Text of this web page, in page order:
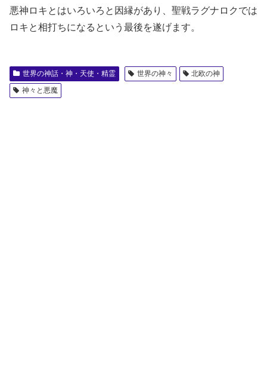
悪神ロキとはいろいろと因縁があり、聖戦ラグナロクでは
ロキと相打ちになるという最後を遂げます。
世界の神話・神・天使・精霊 世界の神々
北欧の神
神々と悪魔